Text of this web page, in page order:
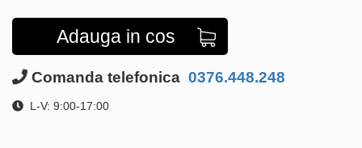
Adauga in cos
Comanda telefonica 0376.448.248
L-V: 9:00-17:00